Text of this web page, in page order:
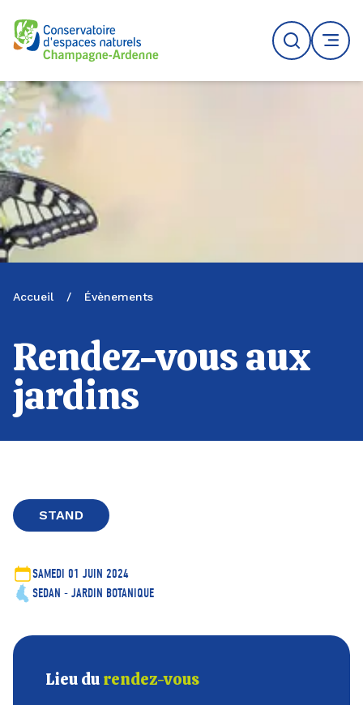
Logo du CENCA
Recherche
MENU
Accueil / Évènements
Rendez-vous aux
jardins
STAND
SAMEDI 01 JUIN 2024
SEDAN - JARDIN BOTANIQUE
Lieu durendez-vous